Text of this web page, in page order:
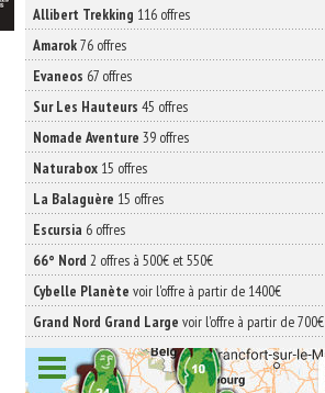
Allibert Trekking 116 offres
Amarok76 offres
Evaneos 67 offres
Sur Les Hauteurs 45 offres
Nomade Aventure 39 offres
Naturabox 15 offres
La Balaguère 15 offres
Escursia 6 offres
66° Nord 2 offres à 500€ et 550€
Cybelle Planète voir l'offre à partir de 1400€
Grand Nord Grand Large voir l'offre à partir de 700€